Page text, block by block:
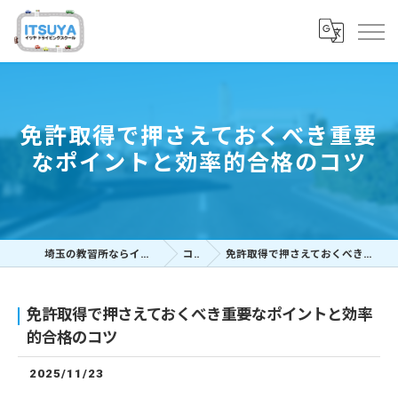
免許取得で押さえておくべき重要
なポイントと効率的合格のコツ
埼玉の教習所ならイツヤドライビングスクール コラム 免許取得で押さえておくべき重要なポイントと効率的合格のコツ
免許取得で押さえておくべき重要なポイントと効率
的合格のコツ
2025/11/23